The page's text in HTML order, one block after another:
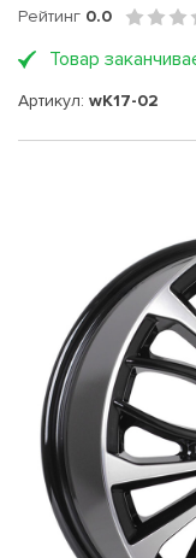
Рейтинг 0.0
Товар
Артикул: wK17-02